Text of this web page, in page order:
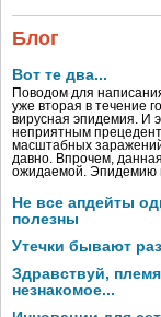
Блог
Вот те два...
Поводом для
уже вторая в течение
вирусная эпидемия. И
неприятным
масштабных
давно. Впрочем,
ожидаемой. Эпидемию
Не все апдейты
полезны
Утечки бывают
Здравствуй,
незнакомое...